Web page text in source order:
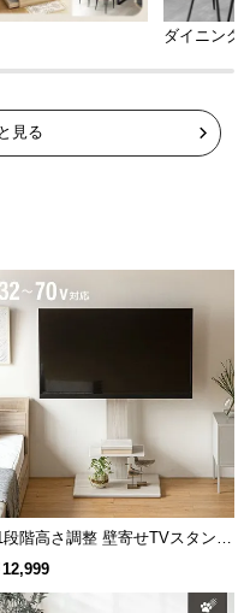
ダイニング
見る
段階高さ調整 壁寄せTVスタンド
ャスター付き 上下左右角度調節
12,999